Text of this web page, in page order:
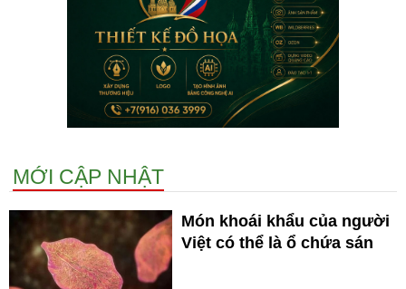
MỚI CẬP NHẬT
Món khoái khẩu của người
Việt có thể là ổ chứa sán